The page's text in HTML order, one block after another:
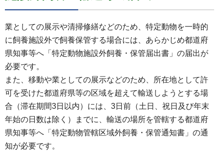
業としての展示や清掃修繕などのため、特定動物を一時的
に飼養施設外で飼養保管する場合には、あらかじめ都道府
県知事等へ「特定動物施設外飼養・保管届出書」の届出が
必要です。
また、移動や業としての展示などのため、所在地として許
可を受けた都道府県等の区域を超えて輸送しようとする場
合（滞在期間3日以内）には、3日前（土日、祝日及び年末
年始の日数は除く）までに、輸送の場所を管轄する都道府
県知事等へ「特定動物管轄区域外飼養・保管通知書」の通
知が必要です。